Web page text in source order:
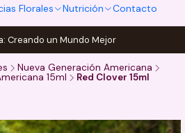
Florales Nutrición Contacto
Creando un Mundo Mejor
Nueva Generación Americana
15ml
Red Clover 15ml